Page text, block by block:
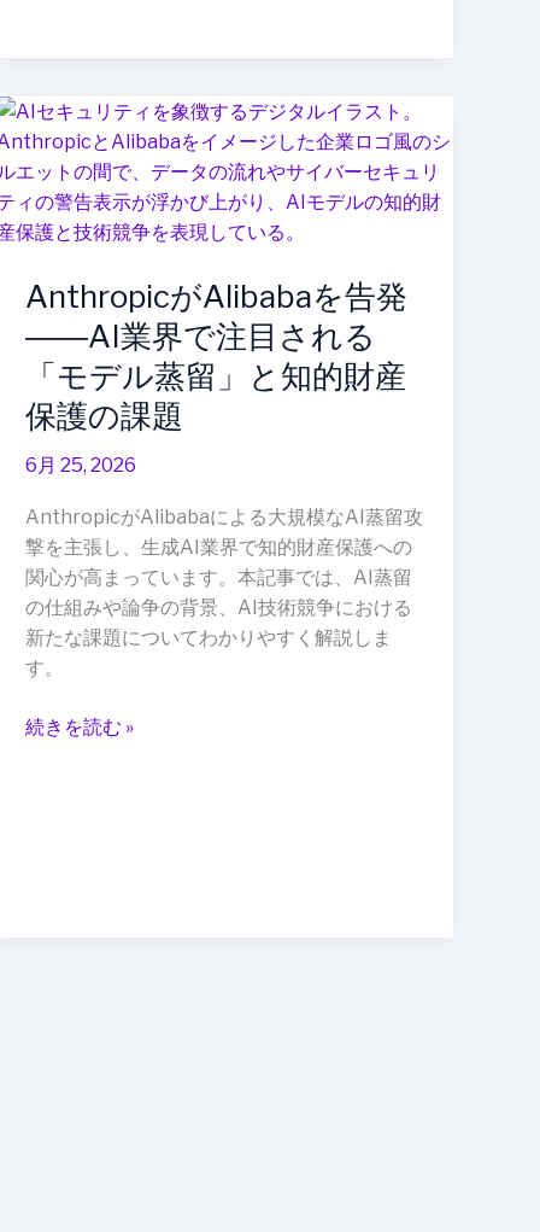
新
た
な
協
業
不
可
欠
だ
っ
こ
が
明
AnthropicがAlibabaを告発
――AI業界で注目される
「モデル蒸留」と知的財産
保護の課題
6月 25, 2026
AnthropicがAlibabaによる大規模なAI蒸留攻
撃を主張し、生成AI業界で知的財産保護への
関心が高まっています。本記事では、AI蒸留
の仕組みや論争の背景、AI技術競争における
新たな課題についてわかりやすく解説しま
す。
Anthropic
が
Alibaba
を
告
――AI
で
注
さ
る
「モ
デ
ル
蒸
留」
と
知
続きを読む »